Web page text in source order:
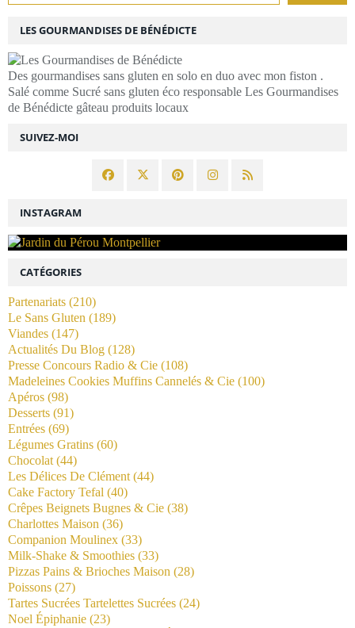
SUIVEZ-MOI
LES GOURMANDISES DE BÉNÉDICTE
Des gourmandises sans gluten en solo en duo avec mon fiston .
Salé comme Sucré sans gluten éco responsable Les Gourmandises
de Bénédicte gâteau produits locaux
INSTAGRAM
CATÉGORIES
Partenariats (210)
Le Sans Gluten (189)
Viandes (147)
Actualités Du Blog (128)
Presse Concours Radio & Cie (108)
Madeleines Cookies Muffins Cannelés & Cie (100)
Apéros (98)
Desserts (91)
Entrées (69)
Légumes Gratins (60)
Chocolat (44)
Les Délices De Clément (44)
Cake Factory Tefal (40)
Crêpes Beignets Bugnes & Cie (38)
Charlottes Maison (36)
Companion Moulinex (33)
Milk-Shake & Smoothies (33)
Pizzas Pains & Brioches Maison (28)
Poissons (27)
Tartes Sucrées Tartelettes Sucrées (24)
Noel Épiphanie (23)